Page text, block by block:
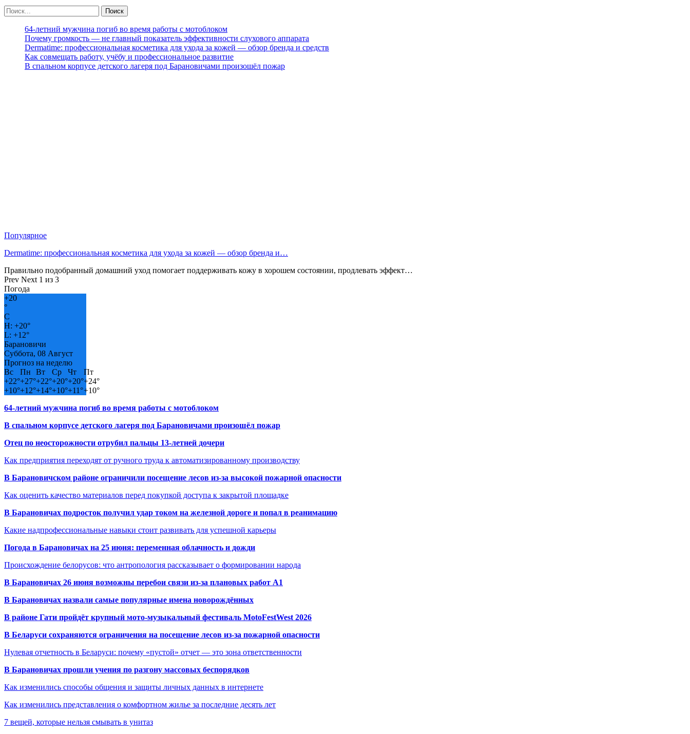
64-летний мужчина погиб во время работы с мотоблоком
Почему громкость — не главный показатель эффективности слухового аппарата
Dermatime: профессиональная косметика для ухода за кожей — обзор бренда и средств
Как совмещать работу, учёбу и профессиональное развитие
В спальном корпусе детского лагеря под Барановичами произошёл пожар
Популярное
Dermatime: профессиональная косметика для ухода за кожей — обзор бренда и…
Правильно подобранный домашний уход помогает поддерживать кожу в хорошем состоянии, продлевать эффект…
Prev Next 1 из 3
Погода
+20
°
C
H: +20°
L: +12°
Барановичи
Суббота, 08 Август
Прогноз на неделю
Вс
Пн Вт Ср Чт
Пт
+22°+27°+22°+20°+20°+24°
+10°+12°+14°+10°+11°+10°
64-летний мужчина погиб во время работы с мотоблоком
В спальном корпусе детского лагеря под Барановичами произошёл пожар
Отец по неосторожности отрубил пальцы 13-летней дочери
Как предприятия переходят от ручного труда к автоматизированному производству
В Барановичском районе ограничили посещение лесов из-за высокой пожарной опасности
Как оценить качество материалов перед покупкой доступа к закрытой площадке
В Барановичах подросток получил удар током на железной дороге и попал в реанимацию
Какие надпрофессиональные навыки стоит развивать для успешной карьеры
Погода в Барановичах на 25 июня: переменная облачность и дожди
Происхождение белорусов: что антропология рассказывает о формировании народа
В Барановичах 26 июня возможны перебои связи из-за плановых работ A1
В Барановичах назвали самые популярные имена новорождённых
В районе Гати пройдёт крупный мото-музыкальный фестиваль MotoFestWest 2026
В Беларуси сохраняются ограничения на посещение лесов из-за пожарной опасности
Нулевая отчетность в Беларуси: почему «пустой» отчет — это зона ответственности
В Барановичах прошли учения по разгону массовых беспорядков
Как изменились способы общения и защиты личных данных в интернете
Как изменились представления о комфортном жилье за последние десять лет
7 вещей, которые нельзя смывать в унитаз